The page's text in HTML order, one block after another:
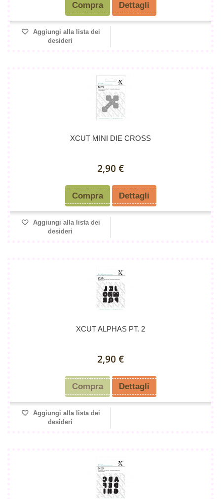
Compra Dettagli
Aggiungi alla lista dei
desideri
XCUT MINI DIE CROSS
2,90 €
Compra Dettagli
Aggiungi alla lista dei
desideri
XCUT ALPHAS PT. 2
2,90 €
Compra Dettagli
Aggiungi alla lista dei
desideri